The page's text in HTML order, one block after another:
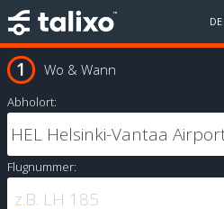
DE
Wo & Wann
Abholort:
Flugnummer: